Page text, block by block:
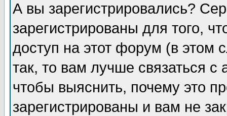
А вы зарегистрировались?
зарегистрированы для того,
доступ на этот форум (в этом
так, то вам лучше связаться
чтобы выяснить, почему это
зарегистрированы и вам не